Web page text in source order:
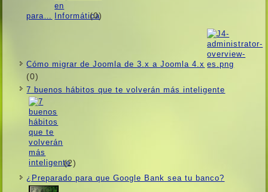
para… (0)
Cómo migrar de Joomla de 3.x a Joomla 4.x
(0)
7 buenos hábitos que te volverán más inteligente
(2)
¿Preparado para que Google Bank sea tu banco?